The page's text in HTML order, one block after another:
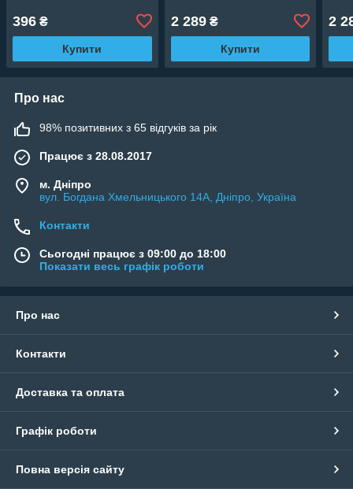
396 ₴
Купити
2 289₴
Купити
2
Про нас
98% позитивних з 65 відгуків за рік
Працює з 28.08.2017
м. Дніпро
вул. Богдана Хмельницького 14А, Дніпро, Україна
Контакти
Сьогодні працює з 09:00 до 18:00
Показати весь графік роботи
Про нас
Контакти
Доставка та оплата
Графік роботи
Повна версія сайту